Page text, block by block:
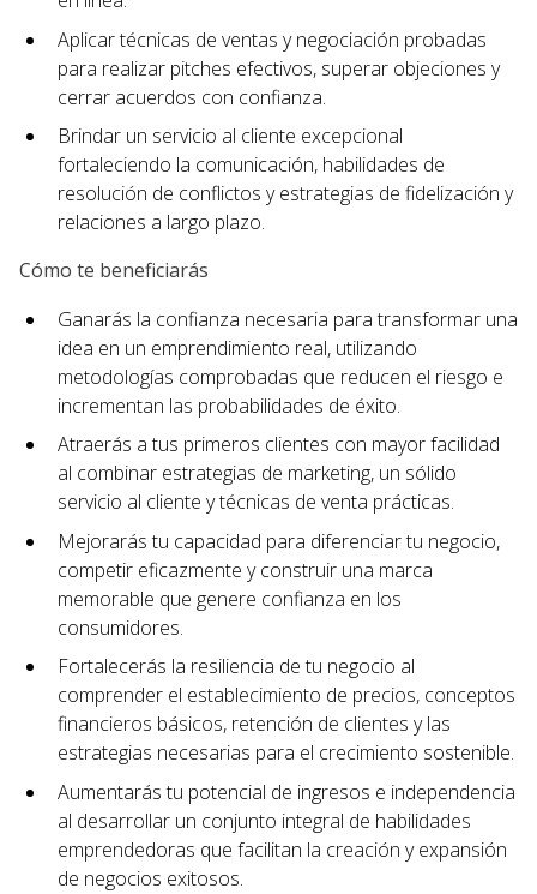
Aplicar técnicas de ventas y negociación probadas
para realizar pitches efectivos, superar objeciones y
cerrar acuerdos con confianza.
Brindar un servicio al cliente excepcional
fortaleciendo la comunicación, habilidades de
resolución de conflictos y estrategias de fidelización y
relaciones a largo plazo.
Cómo te beneficiarás
Ganarás la confianza necesaria para transformar una
idea en un emprendimiento real, utilizando
metodologías comprobadas que reducen el riesgo e
incrementan las probabilidades de éxito.
Atraerás a tus primeros clientes con mayor facilidad
al combinar estrategias de marketing, un sólido
servicio al cliente y técnicas de venta prácticas.
Mejorarás tu capacidad para diferenciar tu negocio,
competir eficazmente y construir una marca
memorable que genere confianza en los
consumidores.
Fortalecerás la resiliencia de tu negocio al
comprender el establecimiento de precios, conceptos
financieros básicos, retención de clientes y las
estrategias necesarias para el crecimiento sostenible.
Aumentarás tu potencial de ingresos e independencia
al desarrollar un conjunto integral de habilidades
emprendedoras que facilitan la creación y expansión
de negocios exitosos.